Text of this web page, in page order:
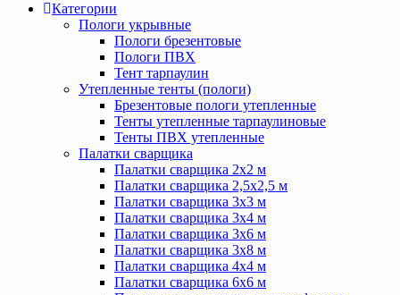
Категории
Пологи укрывные
Пологи брезентовые
Пологи ПВХ
Тент тарпаулин
Утепленные тенты (пологи)
Брезентовые пологи утепленные
Тенты утепленные тарпаулиновые
Тенты ПВХ утепленные
Палатки сварщика
Палатки сварщика 2х2 м
Палатки сварщика 2,5х2,5 м
Палатки сварщика 3х3 м
Палатки сварщика 3х4 м
Палатки сварщика 3х6 м
Палатки сварщика 3х8 м
Палатки сварщика 4х4 м
Палатки сварщика 6х6 м